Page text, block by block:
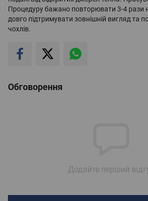
Процедуру бажано повторювати 3-4 рази
довго підтримувати зовнішній вигляд та
чохлів.
Обговорення
Додайте перший